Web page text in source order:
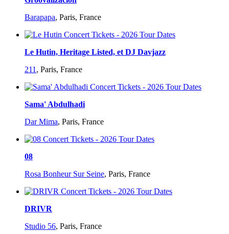
Barapapa, Paris, France
Le Hutin, Heritage Listed, et DJ Davjazz
211 , Paris, France
Sama' Abdulhadi
Dar Mima, Paris, France
08
Rosa Bonheur Sur Seine, Paris, France
DRIVR
Studio 56, Paris, France